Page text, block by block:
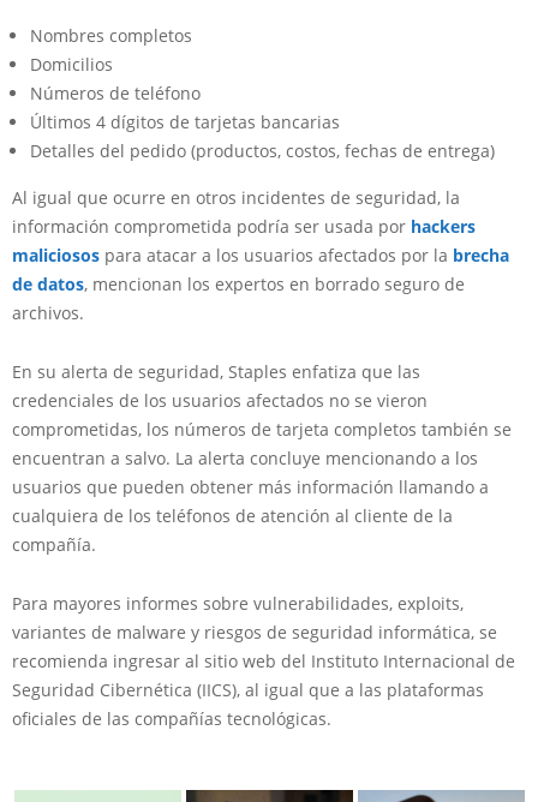
Nombres completos
Domicilios
Números de teléfono
Últimos 4 dígitos de tarjetas bancarias
Detalles del pedido (productos, costos, fechas de entrega)
Al igual que ocurre en otros incidentes de seguridad, la
información comprometida podría ser usada por hackers
maliciosos para atacar a los usuarios afectados por la brecha
de datos, mencionan los expertos en borrado seguro de
archivos.
En su alerta de seguridad, Staples enfatiza que las
credenciales de los usuarios afectados no se vieron
comprometidas, los números de tarjeta completos también se
encuentran a salvo. La alerta concluye mencionando a los
usuarios que pueden obtener más información llamando a
cualquiera de los teléfonos de atención al cliente de la
compañía.
Para mayores informes sobre vulnerabilidades, exploits,
variantes de malware y riesgos de seguridad informática, se
recomienda ingresar al sitio web del Instituto Internacional de
Seguridad Cibernética (IICS), al igual que a las plataformas
oficiales de las compañías tecnológicas.